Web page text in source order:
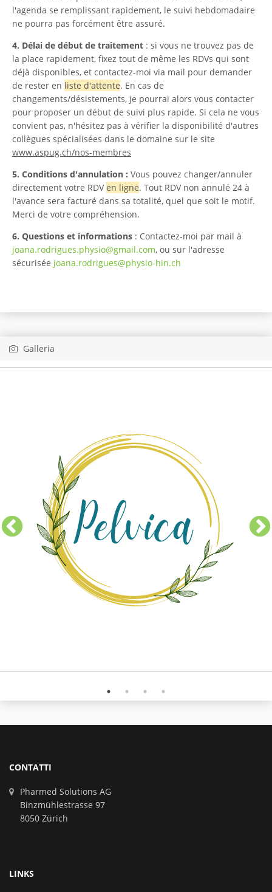
l'agenda se remplissant rapidement, le suivi hebdomadaire
ne pourra pas forcément être assuré.
4. Délai de début de traitement: si vous ne trouvez pas de
la place rapidement, fixez tout de même les RDVs qui sont
déjà disponibles, et contactez-moi via mail pour demander
de rester en liste d'attente. En cas de
changements/désistements, je pourrai alors vous contacter
pour proposer un début de suivi plus rapide. Si cela ne vous
convient pas, n'hésitez pas à vérifier la disponibilité d'autres
collègues spécialisées dans le domaine sur le site
www.aspug.ch/nos-membres
5. Conditions d'annulation : Vous pouvez changer/annuler
directement votre RDVen ligne. Tout RDV non annulé 24 à
l'avance sera facturé dans sa totalité, quel que soit le motif.
Merci de votre compréhension.
6. Questions et informations: Contactez-moi par mail à
joana.rodrigues.physio@gmail.com, ou sur l'adresse
sécurisée joana.rodrigues@physio-hin.ch
Galleria
CONTATTI
Pharmed Solutions AG
Binzmühlestrasse 97
8050 Zürich
LINKS